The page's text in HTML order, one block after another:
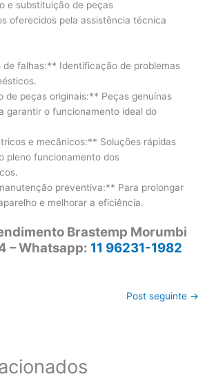
e substituição de peças
oferecidos pela assistência técnica
de falhas:** Identificação de problemas
de peças originais:** Peças genuínas
garantir o funcionamento ideal do
e mecânicos:** Soluções rápidas
pleno funcionamento dos
preventiva:** Para prolongar
e melhorar a eficiência.
Brastemp Morumbi
– Whatsapp: 11 96231-1982
Post seguinte →